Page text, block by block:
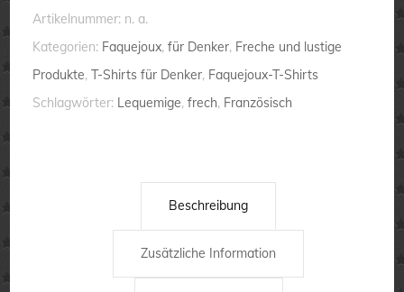
Shirt
Menge
Artikelnummer: n. a.
Kategorien: Faquejoux,für Denker, Freche und lustige
Produkte,T-Shirts für Denker, Faquejoux-T-Shirts
Schlagwörter: Lequemige,frech, Französisch
Beschreibung
Zusätzliche Information